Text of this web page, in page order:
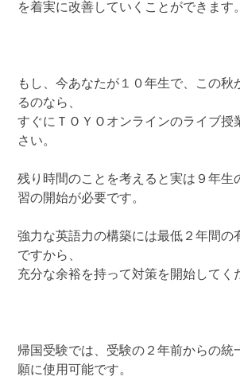
を着実に改善していくことができます。
もし、今あなたが１０年生で、この秋
るのなら、
すぐにＴＯＹＯオンラインのライブ授
さい。
残り時間のことを考えると実は９年生
習の開始が必要です。
強力な英語力の構築には最低２年間の
ですから、
充分な余裕を持って対策を開始してく
帰国受験では、受験の２年前からの統
願に使用可能です。